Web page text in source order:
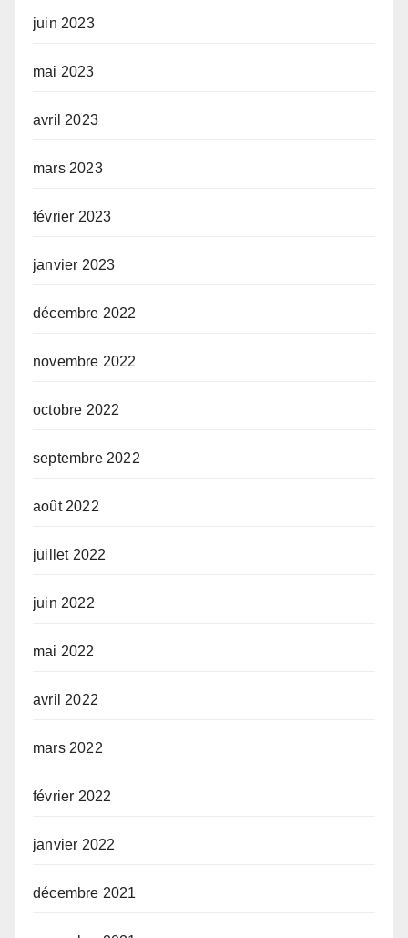
juin 2023
mai 2023
avril 2023
mars 2023
février 2023
janvier 2023
décembre 2022
novembre 2022
octobre 2022
septembre 2022
août 2022
juillet 2022
juin 2022
mai 2022
avril 2022
mars 2022
février 2022
janvier 2022
décembre 2021